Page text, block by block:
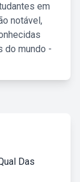
em
notável,
do mundo -
Das